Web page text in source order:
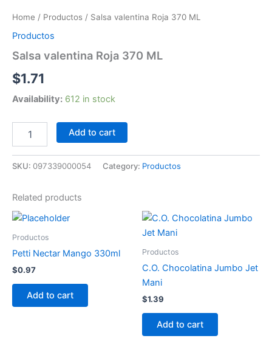
Home / Productos / Salsa valentina Roja 370 ML
Productos
Salsa valentina Roja 370 ML
$1.71
Availability: 612 in stock
370
ML
Add to cart
SKU: 097339000054 Category: Productos
Related products
Productos
Petti Nectar Mango 330ml
$0.97
Add to cart
Productos
C.O. Chocolatina Jumbo Jet
Mani
$1.39
Add to cart